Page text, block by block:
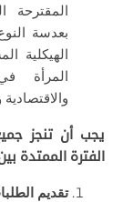
المقترحة
بعدسة
الهيكلية
المرأة
والاقتصادية
الفترة الممتدة
تقديم